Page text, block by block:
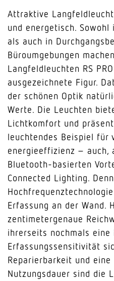
Attraktive
und energetisch.
als auch in
Büroumgebungen
Langfeldleuchten RS
ausgezeichnete Figur.
der schönen Optik
Werte. Die Leuchten
Lichtkomfort und
leuchtendes Beispiel für
energieeffizienz – auch,
Bluetooth-basierten
Connected Lighting.
Erfassung an der Wand.
zentimetergenaue
ihrerseits nochmals eine
Erfassungssensitivität
Reparierbarkeit und
Nutzungsdauer sind die